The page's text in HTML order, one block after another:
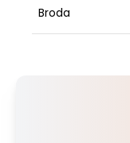
Broda